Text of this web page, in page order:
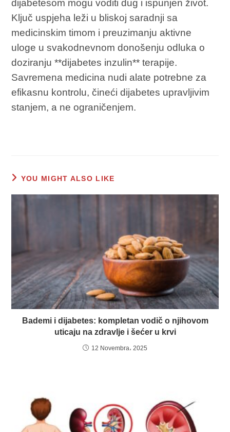
dijabetesom mogu voditi dug i ispunjen život.
Ključ uspjeha leži u bliskoj saradnji sa
medicinskim timom i preuzimanju aktivne
uloge u svakodnevnom donošenju odluka o
doziranju **dijabetes inzulin** terapije.
Savremena medicina nudi alate potrebne za
efikasnu kontrolu, čineći dijabetes upravljivim
stanjem, a ne ograničenjem.
YOU MIGHT ALSO LIKE
Bademi i dijabetes: kompletan vodič o njihovom
uticaju na zdravlje i šećer u krvi
12 Novembra، 2025